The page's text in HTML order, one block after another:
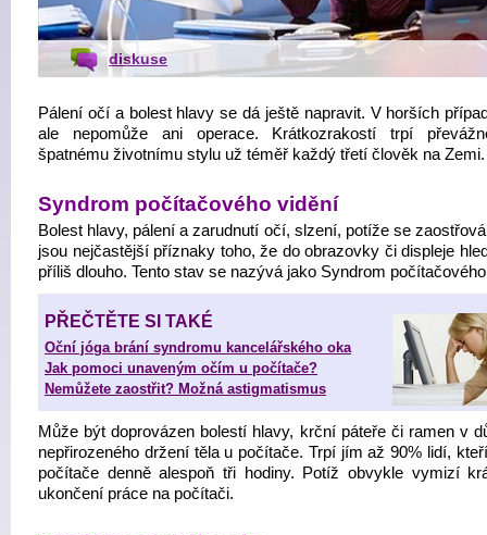
diskuse
Pálení očí a bolest hlavy se dá ještě napravit. V horších
ale nepomůže ani operace. Krátkozrakostí trpí
špatnému životnímu stylu už téměř každý třetí člověk na Zemi.
Syndrom počítačového vidění
Bolest hlavy, pálení a zarudnutí očí, slzení, potíže se
jsou nejčastější příznaky toho, že do obrazovky či displeje
příliš dlouho. Tento stav se nazývá jako Syndrom
PŘEČTĚTE SI TAKÉ
Oční jóga brání syndromu kancelářského oka
Jak pomoci unaveným očím u počítače?
Nemůžete zaostřit? Možná astigmatismus
Může být doprovázen bolestí hlavy, krční páteře či ramen v
nepřirozeného držení těla u počítače. Trpí jím až 90% lidí,
počítače denně alespoň tři hodiny. Potíž obvykle vymizí
ukončení práce na počítači.